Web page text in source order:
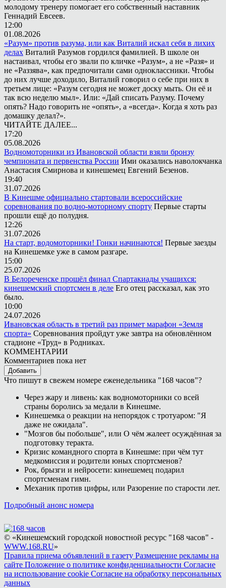
молодому тренеру помогает его собственный наставник
Геннадий Евсеев.
12:00
01.08.2026
«Разум» против разума, или как Виталий искал себя в лихих
делах Виталий Разумов гордился фамилией. В школе он
настаивал, чтобы его звали по кличке «Разум», а не «Разя» и
не «Раззява», как предпочитали сами одноклассники. Чтобы
до них лучше доходило, Виталий говорил о себе при них в
третьем лице: «Разум сегодня не может доску мыть. Он её и
так всю неделю мыл». Или: «Дай списать Разуму. Почему
опять? Надо говорить не «опять», а «всегда». Когда я хоть раз
домашку делал?».
ЧИТАЙТЕ ДАЛЕЕ...
17:20
05.08.2026
Водномоторники из Ивановской области взяли бронзу
чемпионата и первенства России Ими оказались наволокчанка
Анастасия Смирнова и кинешемец Евгений Безенов.
19:40
31.07.2026
В Кинешме официально стартовали всероссийские
соревнования по водно-моторному спорту Первые старты
прошли ещё до полудня.
12:26
31.07.2026
На старт, водомоторники! Гонки начинаются! Первые заезды
на Кинешемке уже в самом разгаре.
15:00
25.07.2026
В Белореченске прошёл финал Спартакиады учащихся:
кинешемский спортсмен в деле Его отец рассказал, как это
было.
10:00
24.07.2026
Ивановская область в третий раз примет марафон «Земля
спорта» Соревнования пройдут уже завтра на обновлённом
стадионе «Труд» в Родниках.
КОММЕНТАРИИ
Комментариев пока нет
Добавить
Что пишут в свежем номере еженедельника "168 часов"?
Через жару и ливень: как водномоторники со всей
страны боролись за медали в Кинешме.
Кинешемка о реакции на непорядок с тротуаром: "Я
даже не ожидала".
"Мозгов бы побольше", или О чём жалеет осуждённая за
подготовку теракта.
Кризис командного спорта в Кинешме: при чём тут
медкомиссия и родители юных спортсменов?
Рок, брызги и нейросети: кинешемец подарил
спортсменам гимн.
Механик против цифры, или Разорение по старости лет.
Подробный анонс номера
© «Кинешемский городской новостной ресурс "168 часов" -
WWW.168.RU»
Правила приема объявлений в газету Размещение рекламы на
сайте Положение о политике конфиденциальности Согласие
на использование cookie Согласие на обработку персональных
данных